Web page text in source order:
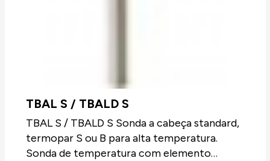
TBAL S / TBALD S
TBAL S / TBALD S Sonda a cabeça standard,
termopar S ou B para alta temperatura.
Sonda de temperatura com elemento